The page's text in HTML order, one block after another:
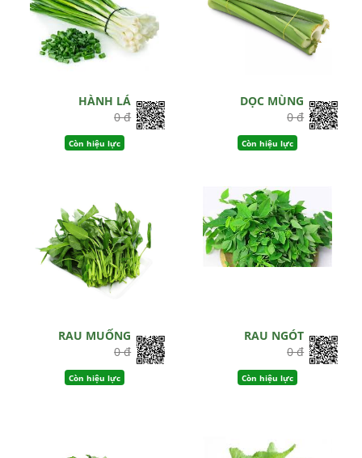
HÀNH LÁ
0 đ
Còn hiệu lực
DỌC MÙNG
0 đ
Còn hiệu lực
RAU MUỐNG
0 đ
Còn hiệu lực
RAU NGÓT
0 đ
Còn hiệu lực